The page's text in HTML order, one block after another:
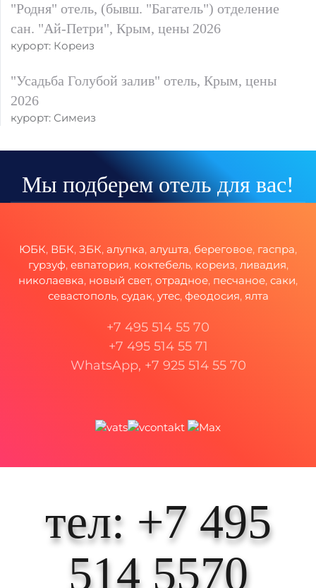
"Родня" отель, (бывш. "Багатель") отделение
сан. "Ай-Петри", Крым, цены 2026
курорт: Кореиз
"Усадьба Голубой залив" отель, Крым, цены
2026
курорт: Симеиз
Мы подберем отель для вас!
ЮБК, ВБК, ЗБК, алупка, алушта, береговое, гаспра,
гурзуф, евпатория, коктебель, кореиз, ливадия,
николаевка, новый свет, отрадное, песчаное, саки,
севастополь, судак, утес, феодосия, ялта
+7 495 514 55 70
+7 495 514 55 71
WhatsApp, +7 925 514 55 70
тел: +7 495
514 5570